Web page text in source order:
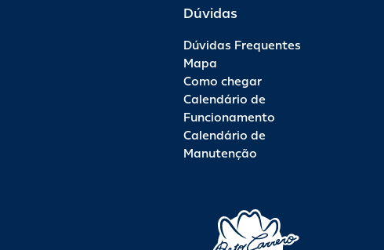
Dúvidas
Dúvidas Frequentes
Mapa
Como chegar
Calendário de
Funcionamento
Calendário de
Manutenção